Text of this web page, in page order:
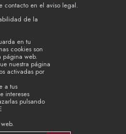
contacto en el aviso legal.
de la
en tu
cookies son
página web.
nuestra página
activadas por
a tus
intereses
pulsando